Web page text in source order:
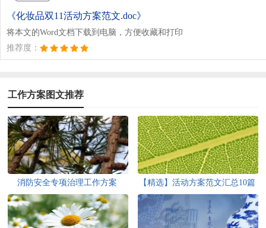
《化妆品双11活动方案范文.doc》
将本文的Word文档下载到电脑，方便收藏和打印
推荐度：
工作方案图文推荐
消防安全专项治理工作方案 【精选】活动方案范文汇总10篇